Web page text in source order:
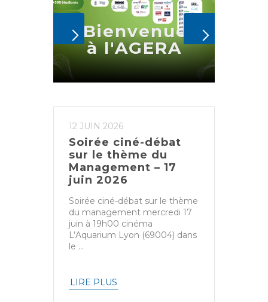
Bienvenue
à l'AGERA
12 JUIN 2026
Soirée ciné-débat
sur le thème du
Management – 17
juin 2026
Soirée ciné-débat sur le thème
du management mercredi 17
juin à 19h00 cinéma
L’Aquarium Lyon (69004) dans
le ...
LIRE PLUS